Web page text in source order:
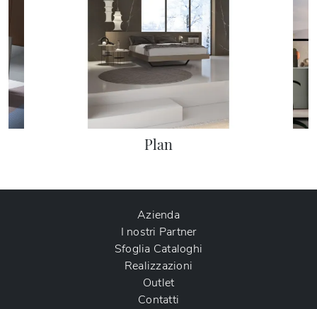
Plan
Azienda
I nostri Partner
Sfoglia Cataloghi
Realizzazioni
Outlet
Contatti